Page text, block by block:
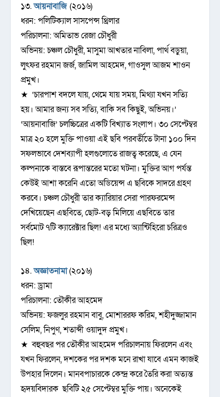
১৩.আয়নাবাজি (২০১৬)
ধরন: পলিটিক্যাল সাসপেন্স থ্রিলার
পরিচালনা: অমিতাভ রেজা চৌধুরী
অভিনয়: চঞ্চল চৌধুরী, মাসুমা আখতার নাবিলা, পার্থ বড়ুয়া,
লুৎফর রহমান জর্জ, জামিল আহমেদ, গাওসুল আজম শাওন
প্রমুখ।
★ ‘চারপাশ বদলে যায়, থেমে যায় সময়, মিথ্যা যখন সত্যি
হয়। আমার জন্য সব সত্যি, বাকি সব কিছুই, অভিনয়।’
‘আয়নাবাজি’ চলচ্চিত্রের একটি বিখ্যাত সংলাপ। ৩০ সেপ্টেম্বর
মাত্র ২০ হলে মুক্তি পাওয়া এই ছবি পরবর্তীতে টানা ১০০ দিন
সফলভাবে দেশব্যাপী হলগুলোতে রাজত্ব করেছে, এ যেন
কল্পনাকে বাস্তবে রূপান্তরের মতো ঘটনা। মুক্তির আগ পর্যন্ত
কেউই আশা করেনি এতো অডিয়েন্স এ ছবিকে সাদরে গ্রহণ
করবে। চঞ্চল চৌধুরী তার ক্যারিয়ার সেরা পারফরমেন্স
দেখিয়েছেন এছবিতে, ছোট-বড় মিলিয়ে এছবিতে তার
সর্বমোট ৭টি ক্যারেক্টার ছিল! এর মধ্যে অ্যান্টিহিরো চরিত্রও
ছিল!
১৪. অজ্ঞাতনামা(২০১৬)
ধরন: ড্রামা
পরিচালনা: তৌকীর আহমেদ
অভিনয়: ফজলুর রহমান বাবু, মোশাররফ করিম, শহীদুজ্জামান
সেলিম, নিপুণ, শতাব্দী ওয়াদুদ প্রমুখ।
★ বহুবছর পর তৌকীর আহমেদ পরিচালনায় ফিরলেন এবং
যখন ফিরলেন, দশকের পর দশক মনে রাখা যাবে এমন কাজই
উপহার দিলেন। মানবপাচারকে কেন্দ্র করে তৈরি করা অত্যন্ত
হৃদয়বিদারক ছবিটি ২৫ সেপ্টেম্বর মুক্তি পায়। অনেকেই